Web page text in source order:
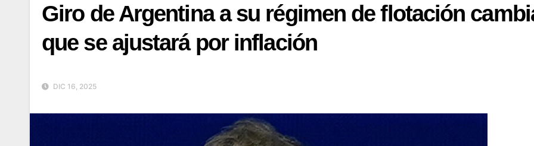
Giro de Argentina a su régimen de flotación
que se ajustará por inflación
DIC 16, 2025